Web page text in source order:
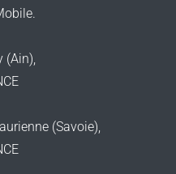
(Ain),
(Savoie),